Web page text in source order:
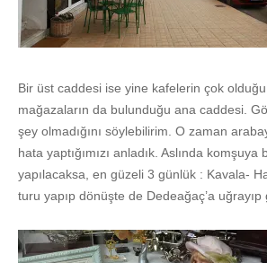
Bir üst caddesi ise yine kafelerin çok
mağazaların da bulunduğu ana caddesi.
şey olmadığını söylebilirim. O zaman
hata yaptığımızı anladık. Aslında
yapılacaksa, en güzeli 3 günlük : Kavala-
turu yapıp dönüşte de Dedeağaç’a uğrayıp